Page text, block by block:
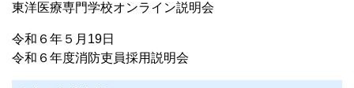
東洋医療専門学校オンライン説明会
令和６年５月19日
令和６年度消防吏員採用説明会